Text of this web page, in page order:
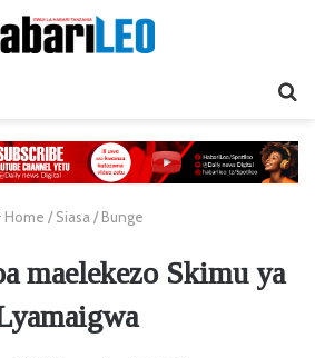
Home / Siasa/ Bunge
maelekezo Skimu ya